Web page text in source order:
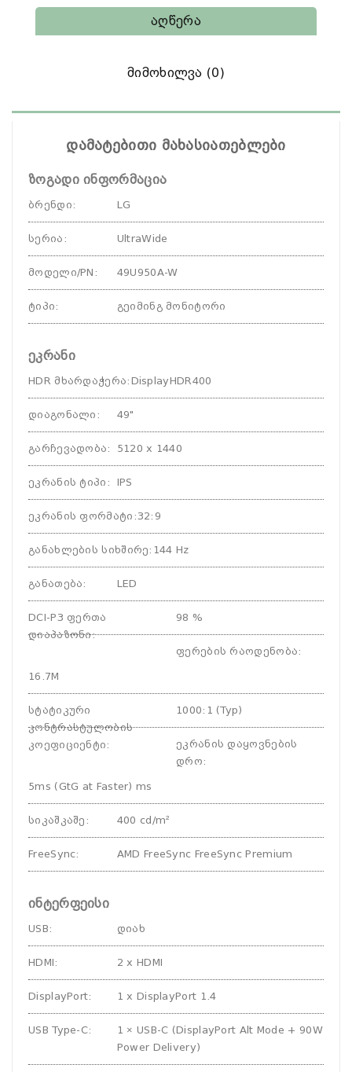
Აღწერა
Მიმოხილვა (0)
დამატებითი მახასიათებლები
ზოგადი ინფორმაცია
ბრენდი: LG
სერია : UltraWide
მოდელი/PN : 49U950A-W
ტიპი: გეიმინგ მონიტორი
ეკრანი
HDR მხარდაჭერა: DisplayHDR400
დიაგონალი : 49"
გარჩევადობა: 5120 x 1440
ეკრანის ტიპი : IPS
ეკრანის ფორმატი :32:9
განახლების სიხშირე: 144 Hz
განათება: LED
DCI-P3 ფერთა
დიაპაზონი:
98 %
ფერების რაოდენობა:
16.7M
სტატიკური
კონტრასტულობის
კოეფიციენტი:
1000:1 (Typ)
ეკრანის დაყოვნების
დრო:
5ms (GtG at Faster) ms
სიკაშკაშე : 400 cd/m²
FreeSync: AMD FreeSync FreeSync Premium
ინტერფეისი
USB: დიახ
HDMI: 2 x HDMI
DisplayPort: 1 x DisplayPort 1.4
USB Type-C:
1 × USB-C (DisplayPort Alt Mode + 90W
Power Delivery)